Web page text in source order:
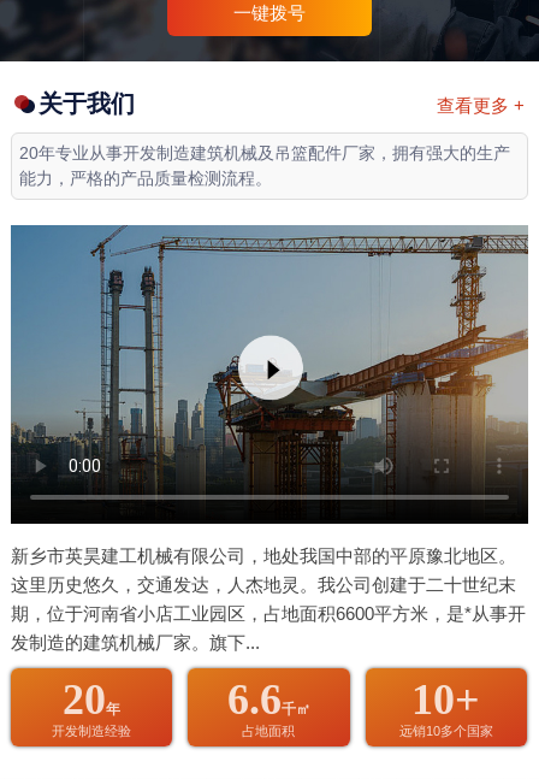
一键拨号
查看更多 +
关于我们
20年专业从事开发制造建筑机械及吊篮配件厂家，拥有强大的生产
能力，严格的产品质量检测流程。
新乡市英昊建工机械有限公司，地处我国中部的平原豫北地区。
这里历史悠久，交通发达，人杰地灵。我公司创建于二十世纪末
期，位于河南省小店工业园区，占地面积6600平方米，是*从事开
发制造的建筑机械厂家。旗下...
20年
开发制造经验
6.6千㎡
占地面积
10+
远销10多个国家